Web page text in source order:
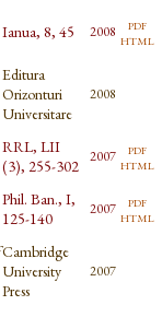
Ianua, 8, 45 2008 pdf
html
Editura
Orizonturi
Universitare
2008
RRL, LII
(3), 255-302
2007 pdf
html
Phil. Ban., I,
125-140
2007 pdf
html
Cambridge
University
Press
2007